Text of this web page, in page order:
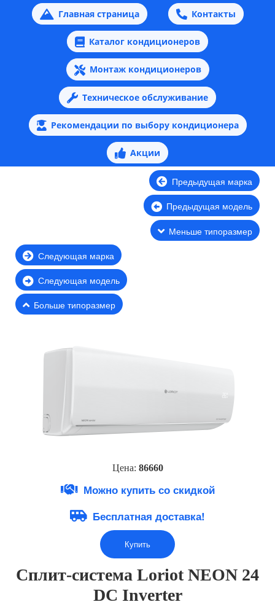
Главная страница Контакты
Каталог кондиционеров
Монтаж кондиционеров
Техническое обслуживание
Рекомендации по выбору кондиционера
Акции
Предыдущая марка
Предыдущая модель
Меньше типоразмер
Следующая марка
Следующая модель
Больше типоразмер
Цена: 86660
Можно купить со скидкой
Бесплатная доставка!
Купить
Сплит-система Loriot NEON 24
DC Inverter